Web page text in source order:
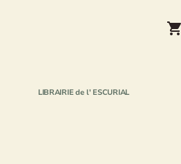
LIBRAIRIE de l' ESCURIAL